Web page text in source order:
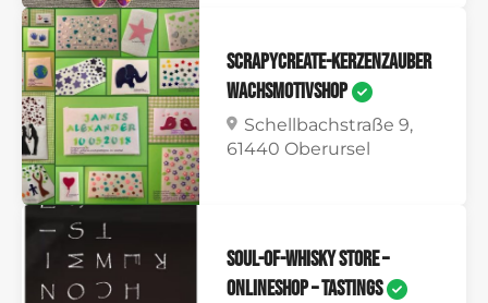
scrapycreate-kerzenzauber
WachsmotivShop
Schellbachstraße 9,
61440 Oberursel
SOUL-OF-WHISKY STORE –
ONLINESHOP – TASTINGS